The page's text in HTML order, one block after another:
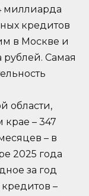
миллиарда
кредитов
в Москве и
рублей. Самая
области,
– 347
– в
2025 года
за год
–